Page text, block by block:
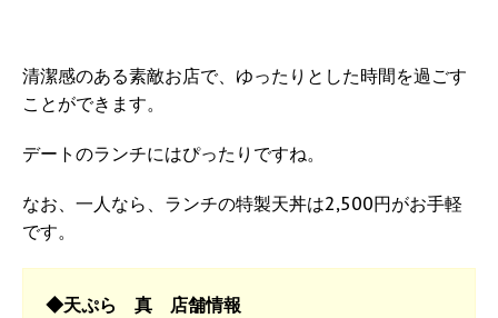
清潔感のある素敵お店で、ゆったりとした時間を過ごす
ことができます。
デートのランチにはぴったりですね。
なお、一人なら、ランチの特製天丼は2,500円がお手軽
です。
◆天ぷら 真 店舗情報